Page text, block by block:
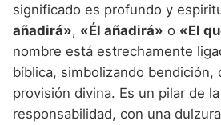
significado es profundo y
añadirá», «Él añadirá» o «El
nombre está estrechamente
bíblica, simbolizando bendición,
provisión divina. Es un pilar de
responsabilidad, con una